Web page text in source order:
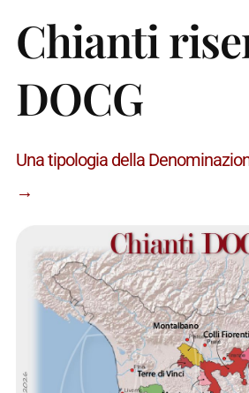
Chianti
DOCG
Una tipologia della
→